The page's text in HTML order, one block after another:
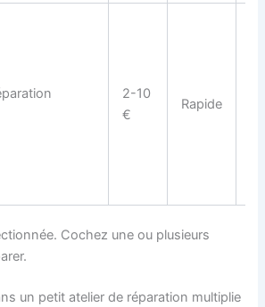
2-10
€
Rapide
Cochez une ou plusieurs
un petit atelier de réparation multiplie